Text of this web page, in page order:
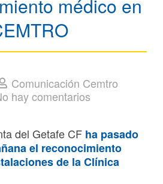
médico en
Comunicación Cemtro
hay comentarios
del Getafe CF ha pasado
el reconocimiento
de laClínica